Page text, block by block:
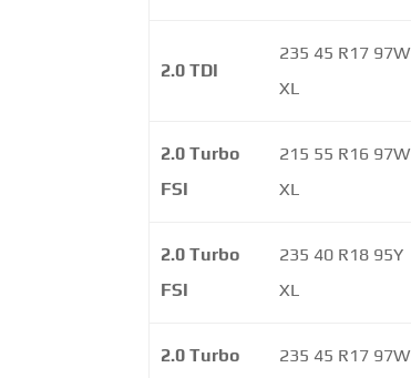
2.0 TDI
235 45 R17 97W
XL
2.0 Turbo
FSI
215 55 R16 97W
XL
2.0 Turbo
FSI
235 40 R18 95Y
XL
2.0 Turbo
235 45 R17 97W